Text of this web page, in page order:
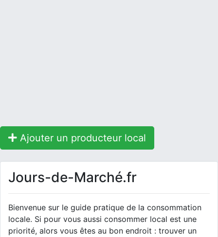
Ajouter un producteur local
Jours-de-Marché.fr
Bienvenue sur le guide pratique de la consommation
locale. Si pour vous aussi consommer local est une
priorité, alors vous êtes au bon endroit : trouver un